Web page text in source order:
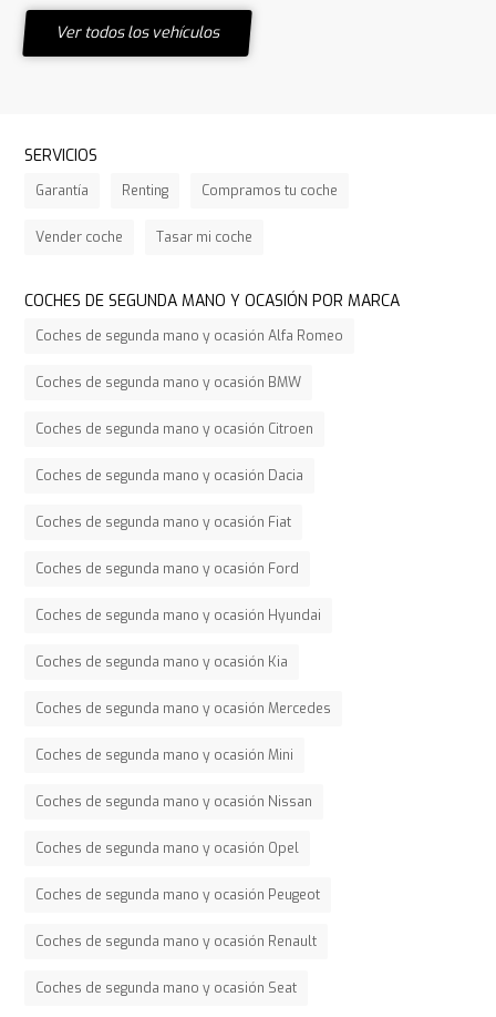
Ver todos los vehículos
SERVICIOS
Garantía Renting Compramos tu coche
Vender coche Tasar mi coche
COCHES DE SEGUNDA MANO Y OCASIÓN POR MARCA
Coches de segunda mano y ocasión Alfa Romeo
Coches de segunda mano y ocasión BMW
Coches de segunda mano y ocasión Citroen
Coches de segunda mano y ocasión Dacia
Coches de segunda mano y ocasión Fiat
Coches de segunda mano y ocasión Ford
Coches de segunda mano y ocasión Hyundai
Coches de segunda mano y ocasión Kia
Coches de segunda mano y ocasión Mercedes
Coches de segunda mano y ocasión Mini
Coches de segunda mano y ocasión Nissan
Coches de segunda mano y ocasión Opel
Coches de segunda mano y ocasión Peugeot
Coches de segunda mano y ocasión Renault
Coches de segunda mano y ocasión Seat